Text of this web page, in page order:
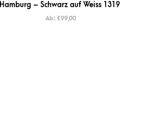
Hamburg – Schwarz auf Weiss 1319
Ab: €99,00